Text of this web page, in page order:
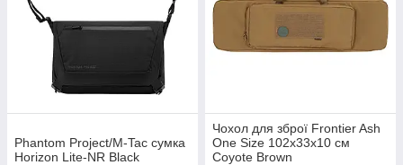
Phantom Project/M-Tac сумка
Horizon Lite-NR Black
Чохол для зброї Frontier Ash
One Size 102x33x10 см
Coyote Brown